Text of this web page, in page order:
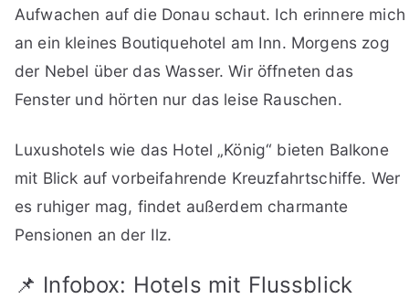
Aufwachen auf die Donau schaut. Ich erinnere mich
an ein kleines Boutiquehotel am Inn. Morgens zog
der Nebel über das Wasser. Wir öffneten das
Fenster und hörten nur das leise Rauschen.
Luxushotels wie das Hotel „König“ bieten Balkone
mit Blick auf vorbeifahrende Kreuzfahrtschiffe. Wer
es ruhiger mag, findet außerdem charmante
Pensionen an der Ilz.
📌 Infobox: Hotels mit Flussblick